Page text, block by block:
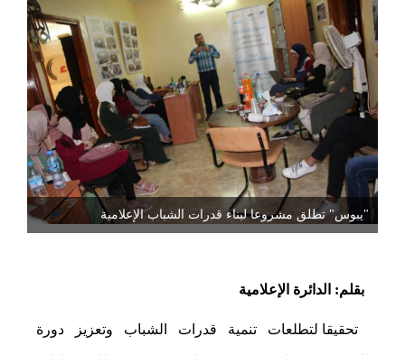
"يبوس" تطلق مشروعا لبناء قدرات الشباب الإعلامية
بقلم: الدائرة الإعلامية
تحقيقا لتطلعات تنمية قدرات الشباب وتعزيز دورة